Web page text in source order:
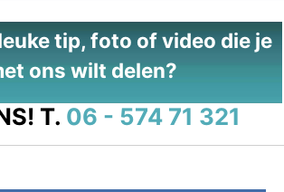
tip, foto of video die je
ons wilt delen?
T. 06 - 574 71 321